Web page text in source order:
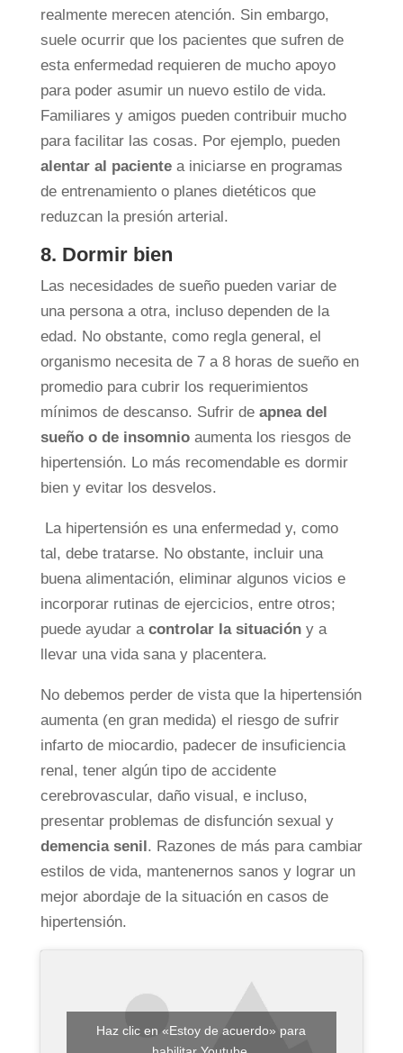
realmente merecen atención. Sin embargo,
suele ocurrir que los pacientes que sufren de
esta enfermedad requieren de mucho apoyo
para poder asumir un nuevo estilo de vida.
Familiares y amigos pueden contribuir mucho
para facilitar las cosas. Por ejemplo, pueden
alentar al pacientea iniciarse en programas
de entrenamiento o planes dietéticos que
reduzcan la presión arterial.
8. Dormir bien
Las necesidades de sueño pueden variar de
una persona a otra, incluso dependen de la
edad. No obstante, como regla general, el
organismo necesita de 7 a 8 horas de sueño en
promedio para cubrir los requerimientos
mínimos de descanso. Sufrir de apnea del
sueño o de insomnioaumenta los riesgos de
hipertensión. Lo más recomendable es dormir
bien y evitar los desvelos.
La hipertensión es una enfermedad y, como
tal, debe tratarse. No obstante, incluir una
buena alimentación, eliminar algunos vicios e
incorporar rutinas de ejercicios, entre otros;
puede ayudar a controlar la situacióny a
llevar una vida sana y placentera.
No debemos perder de vista que la hipertensión
aumenta (en gran medida) el riesgo de sufrir
infarto de miocardio, padecer de insuficiencia
renal, tener algún tipo de accidente
cerebrovascular, daño visual, e incluso,
presentar problemas de disfunción sexual y
demencia senil . Razones de más para cambiar
estilos de vida, mantenernos sanos y lograr un
mejor abordaje de la situación en casos de
hipertensión.
Haz clic en «Estoy de acuerdo» para